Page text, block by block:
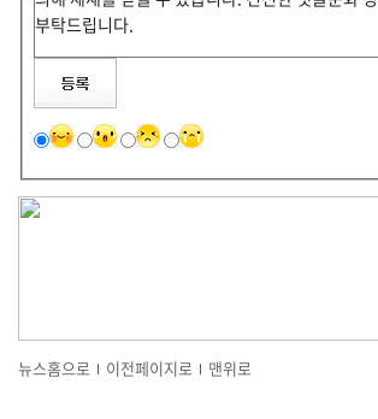
뉴스홈으로 이전페이지로 맨위로